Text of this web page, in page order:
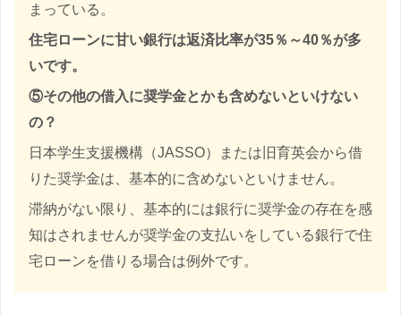
まっている。
住宅ローンに甘い銀行は返済比率が35％～40％が多
いです。
⑤その他の借入に奨学金とかも含めないといけない
の？
日本学生支援機構（JASSO）または旧育英会から借
りた奨学金は、基本的に含めないといけません。
滞納がない限り、基本的には銀行に奨学金の存在を感
知はされませんが奨学金の支払いをしている銀行で住
宅ローンを借りる場合は例外です。